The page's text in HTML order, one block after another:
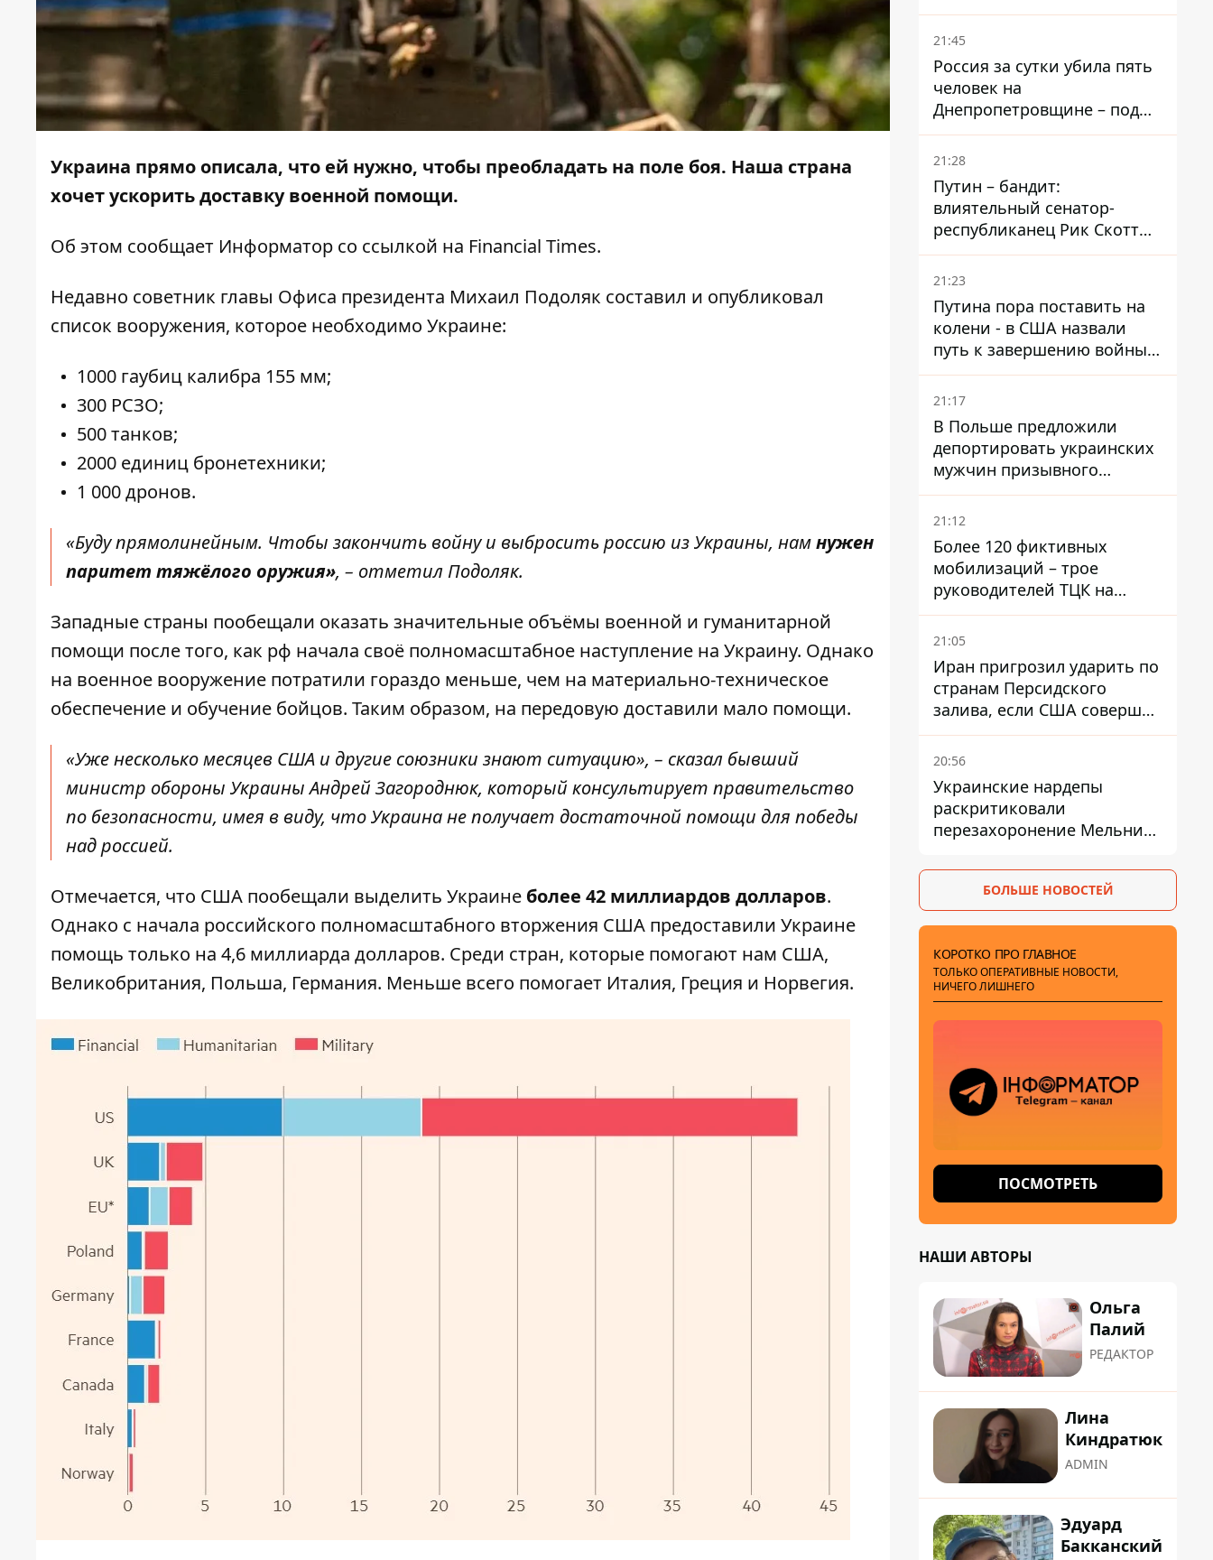
Украина прямо описала, что ей нужно, чтобы преобладать на поле боя. Наша страна
хочет ускорить доставку военной помощи.
Об этом сообщает Информатор со ссылкой на Financial Times.
Недавно советник главы Офиса президента Михаил Подоляк составил и опубликовал
список вооружения, которое необходимо Украине:
1000 гаубиц калибра 155 мм;
300 РСЗО;
500 танков;
2000 единиц бронетехники;
1 000 дронов.
«Буду прямолинейным. Чтобы закончить войну и выбросить россию из Украины, намнужен
паритет тяжёлого оружия», – отметил Подоляк.
Западные страны пообещали оказать значительные объёмы военной и гуманитарной
помощи после того, как рф начала своё полномасштабное наступление на Украину. Однако
на военное вооружение потратили гораздо меньше, чем на материально-техническое
обеспечение и обучение бойцов. Таким образом, на передовую доставили мало помощи.
«Уже несколько месяцев США и другие союзники знают ситуацию», – сказал бывший
министр обороны Украины Андрей Загороднюк, который консультирует правительство
по безопасности, имея в виду, что Украина не получает достаточной помощи для победы
над россией.
Отмечается, что США пообещали выделить Украине более 42 миллиардов долларов.
Однако с начала российского полномасштабного вторжения США предоставили Украине
помощь только на 4,6 миллиарда долларов. Среди стран, которые помогают нам США,
Великобритания, Польша, Германия. Меньше всего помогает Италия, Греция и Норвегия.
– он возглавил народное
голосование
21:45
Россия за сутки убила пять
человек на
Днепропетровщине – под
ударами оказались пять
районов области
21:28
Путин – бандит:
влиятельный сенатор-
республиканец Рик Скотт
призвал Конгресс привлечь
РФ к ответственности за
21:23
Путина пора поставить на
колени - в США назвали
путь к завершению войны -
National Security Journal
21:17
В Польше предложили
депортировать украинских
мужчин призывного
возраста - кого это может
затронуть
21:12
Более 120 фиктивных
мобилизаций – трое
руководителей ТЦК на
Волыни и Буковине
получили подозрения за
21:05
Иран пригрозил ударить по
странам Персидского
залива, если США совершат
хотя бы одну атаку - Reuters
20:56
Украинские нардепы
раскритиковали
перезахоронение Мельника
дипломатической изоляции
БОЛЬШЕ НОВОСТЕЙ
КОРОТКО ПРО ГЛАВНОЕ
ТОЛЬКО ОПЕРАТИВНЫЕ НОВОСТИ,
НИЧЕГО ЛИШНЕГО
ПОСМОТРЕТЬ
НАШИ АВТОРЫ
Ольга
Палий
РЕДАКТОР
Лина
Киндратюк
ADMIN
Эдуард
Бакканский